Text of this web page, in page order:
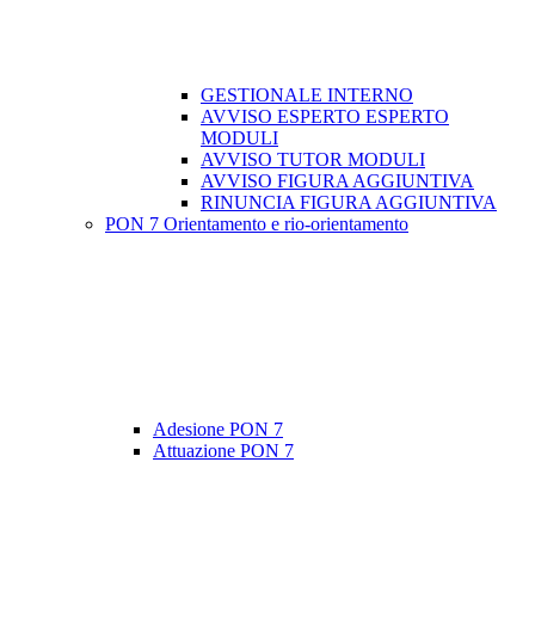
GESTIONALE INTERNO
AVVISO ESPERTO ESPERTO
MODULI
AVVISO TUTOR MODULI
AVVISO FIGURA AGGIUNTIVA
RINUNCIA FIGURA AGGIUNTIVA
PON 7 Orientamento e rio-orientamento
Adesione PON 7
Attuazione PON 7